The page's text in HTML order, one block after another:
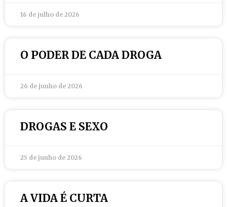
16 de julho de 2026
O PODER DE CADA DROGA
26 de junho de 2026
DROGAS E SEXO
25 de junho de 2026
A VIDA É CURTA